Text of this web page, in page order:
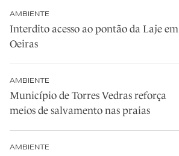
AMBIENTE
Interdito acesso ao pontão da Laje em
Oeiras
AMBIENTE
Município de Torres Vedras reforça
meios de salvamento nas praias
AMBIENTE